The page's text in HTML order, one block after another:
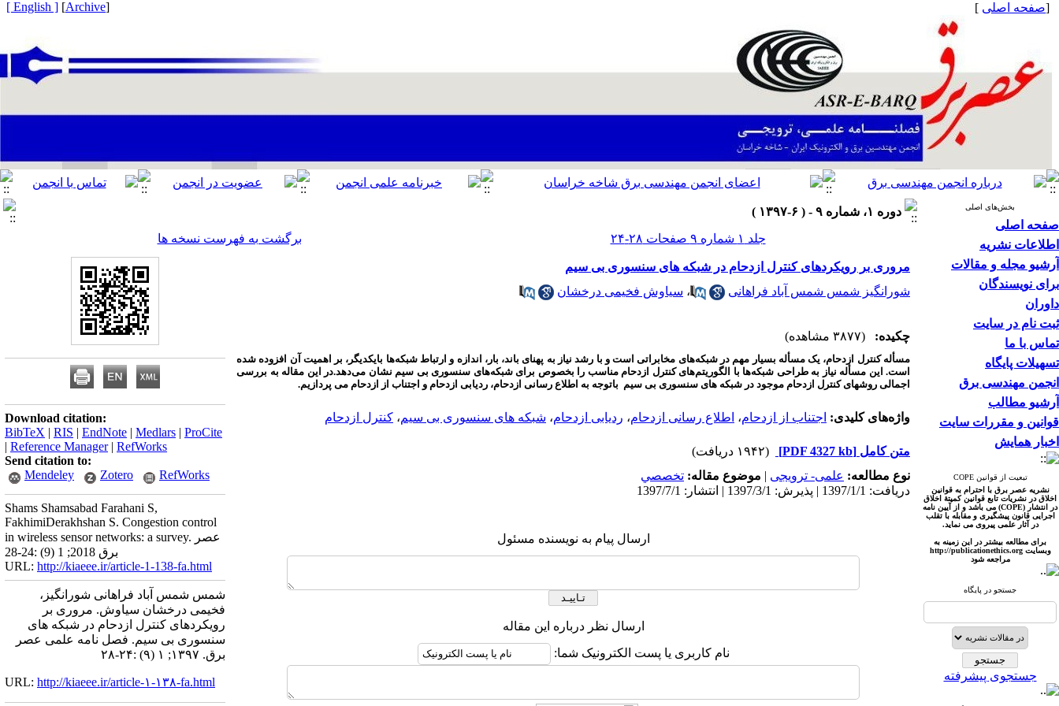
[صفحه اصلی ]
[
Archive
]
[ English ]
بخش‌های اصلی
صفحه اصلی
اطلاعات نشریه
آرشیو مجله و مقالات
برای نویسندگان
داوران
ثبت نام در سایت
تماس با ما
تسهیلات پایگاه
انجمن مهندسی برق
آرشیو مطالب
قوانین و مقررات سایت
اخبار همایش
تبعیت از قوانین COPE
نشریه عصر برق با احترام به قوانین
اخلاق در نشریات تابع قوانین کمیتۀ اخلاق
در انتشار (COPE) می باشد و از آیین نامه
اجرایی قانون پیشگیری و مقابله با تقلب
در آثار علمی پیروی می نماید.
برای مطالعه بیشتر در این زمینه به
وبسایت http://publicationethics.org
مراجعه شود
جستجو در پایگاه
جستجوی پیشرفته
دوره ۱، شماره ۹ - ( ۶-۱۳۹۷ )
جلد ۱ شماره ۹ صفحات ۲۸-۲۴
برگشت به فهرست نسخه ها
مروری بر رویکردهای کنترل ازدحام در شبکه های سنسوری بی سیم
شورانگیز شمس شمس آباد فراهانی
، سیاوش فخیمی درخشان
چکیده: (۳۸۷۷ مشاهده)
مسأله کنترل ازدحام، یک مسأله بسیار مهم در شبکه‌های مخابراتی است و با رشد نیاز به پهنای باند، بار، اندازه و ارتباط شبکه‌ها بایکدیگر، بر اهمیت آن افزوده شده
است. این مسأله نیاز به طراحی شبکه‌ها با الگوریتم‌های کنترل ازدحام مناسب را بخصوص برای شبکه‌های سنسوری بی سیم نشان می‌دهد.در این مقاله به بررسی
اجمالی روشهای کنترل ازدحام موجود در شبکه های سنسوری بی سیم باتوجه به اطلاع رسانی ازدحام، ردیابی ازدحام و اجتناب از ازدحام می پردازیم.
واژه‌های کلیدی: اجتناب از ازدحام، اطلاع رسانی ازدحام، ردیابی ازدحام، شبکه های سنسوری بی سیم، کنترل ازدحام
متن کامل [PDF 4327 kb]
(۱۹۴۲ دریافت)
نوع مطالعه: علمی- ترویجی | موضوع مقاله: تخصصي
دریافت: 1397/1/1 | پذیرش: 1397/3/1 | انتشار: 1397/7/1
ارسال پیام به نویسنده مسئول
ارسال نظر درباره این مقاله
نام کاربری یا پست الکترونیک شما:
Download citation:
BibTeX | RIS | EndNote | Medlars | ProCite
| Reference Manager| RefWorks
Send citation to:
Mendeley
Zotero RefWorks
Shams Shamsabad Farahani S,
FakhimiDerakhshan S. Congestion control
in wireless sensor networks: a survey. عصر
برق 2018; 1 (9) :24-28
URL: http://kiaeee.ir/article-1-138-fa.html
شمس شمس آباد فراهانی شورانگیز،
فخیمی درخشان سیاوش. مروری بر
رویکردهای کنترل ازدحام در شبکه های
سنسوری بی سیم. فصل نامه علمی عصر
برق. ۱۳۹۷; ۱ (۹) :۲۴-۲۸
URL: http://kiaeee.ir/article-۱-۱۳۸-fa.html